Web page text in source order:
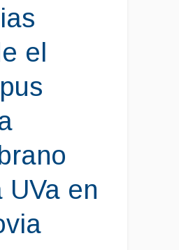
el
UVa en